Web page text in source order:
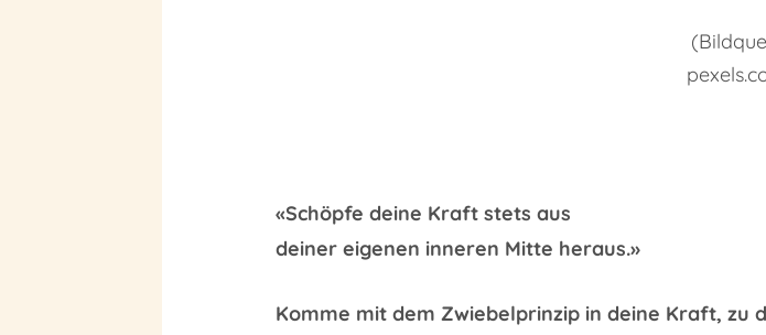
«Schöpfe deine Kraft stets aus
deiner eigenen inneren Mitte heraus.»
Komme mit dem Zwiebelprinzip in deine Kraft, zu